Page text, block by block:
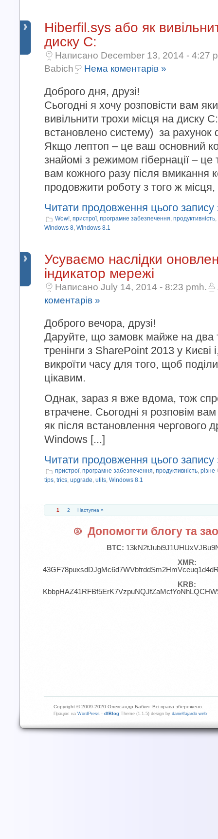
Hiberfil.sys або як
диску С:
Написано December 13, 2014 - 4:27
Babich
Нема коментарів »
Доброго дня, друзі!
Сьогодні я хочу розповісти вам
вивільнити трохи місця на диску
встановлено систему) за
Якщо лептоп – це ваш основний
знайомі з режимом гібернації –
вам кожного разу після вмикання
продовжити роботу з того ж місця,
Читати продовження цього запису
Wow!, пристрої, програмне забезпечення, продуктивність,
Windows 8, Windows 8.1
Усуваємо наслідки
індикатор мережі
Написано July 14, 2014 - 8:23 pmh.
коментарів »
Доброго вечора, друзі!
Даруйте, що замовк майже на два
тренінги з SharePoint 2013 у Києві
викроїти часу для того, щоб
цікавим.
Однак, зараз я вже вдома, тож
втрачене. Сьогодні я розповім
як після встановлення чергового
Windows [...]
Читати продовження цього запису
пристрої, програмне забезпечення, продуктивність, різне
tips, trics, upgrade, utils, Windows 8.1
1 2 Наступна »
Допомогти блогу та
BTC:
XMR:
KRB:
Copyright © 2009-2020 Олександр Бабич. Всі права збережено.
Працює на WordPress - dfBlog Theme (1.1.5) design by danielfajardo web